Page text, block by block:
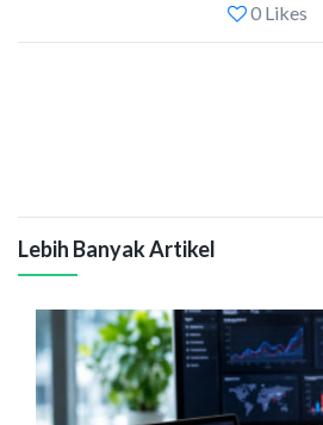
0 Likes
Lebih Banyak Artikel